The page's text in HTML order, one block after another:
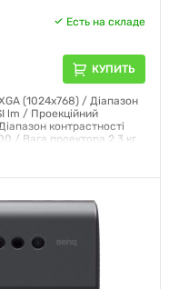
Есть на складе
КУПИТЬ
(1024х768) / Діапазон
lm / Проекційний
контрастності
/ Вага проектора 2,3 кг